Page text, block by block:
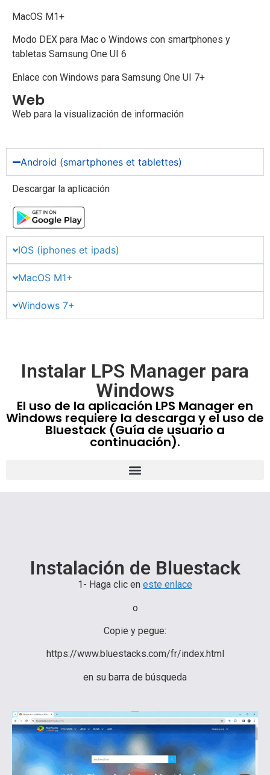
MacOS M1+
Modo DEX para Mac o Windows con smartphones y
tabletas Samsung One UI 6
Enlace con Windows para Samsung One UI 7+
Web
Web para la visualización de información
Android (smartphones et tablettes)
Descargar la aplicación
IOS (iphones et ipads)
MacOS M1+
Windows 7+
Instalar LPS Manager para
Windows
El uso de la aplicación LPS Manager en
Windows requiere la descarga y el uso de
Bluestack (Guía de usuario a
continuación).
Instalación de Bluestack
1- Haga clic en este enlace
o
Copie y pegue:
https://www.bluestacks.com/fr/index.html
en su barra de búsqueda